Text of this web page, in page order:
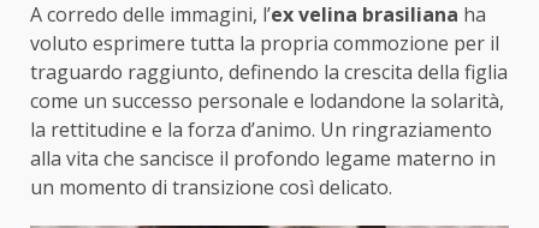
A corredo delle immagini, l’ex velina brasiliana ha
voluto esprimere tutta la propria commozione per il
traguardo raggiunto, definendo la crescita della figlia
come un successo personale e lodandone la solarità,
la rettitudine e la forza d’animo. Un ringraziamento
alla vita che sancisce il profondo legame materno in
un momento di transizione così delicato.